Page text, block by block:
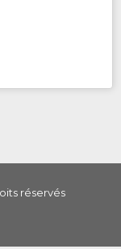
réservés